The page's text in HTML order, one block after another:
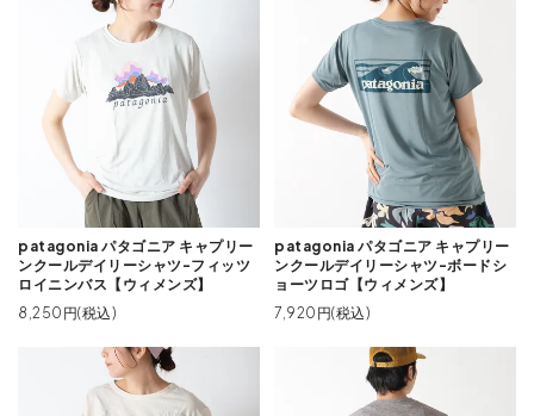
patagonia パタゴニア キャプリー
ンクールデイリーシャツ-フィッツ
ロイニンバス【ウィメンズ】
8,250円(税込)
patagonia パタゴニア キャプリー
ンクールデイリーシャツ-ボードシ
ョーツロゴ【ウィメンズ】
7,920円(税込)